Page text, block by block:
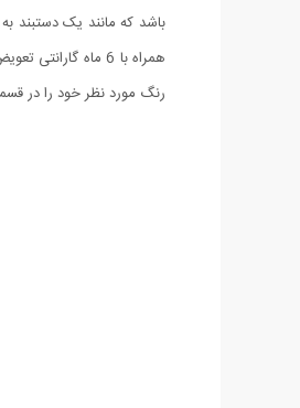
همراه با 6 ماه
رنگ مورد نظر خود را در